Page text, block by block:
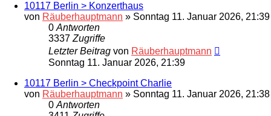
10117 Berlin > Konzerthaus
von Räuberhauptmann » Sonntag 11. Januar 2026, 21:39
0 Antworten
3337 Zugriffe
Letzter Beitrag von Räuberhauptmann
Sonntag 11. Januar 2026, 21:39
10117 Berlin > Checkpoint Charlie
von Räuberhauptmann » Sonntag 11. Januar 2026, 21:38
0 Antworten